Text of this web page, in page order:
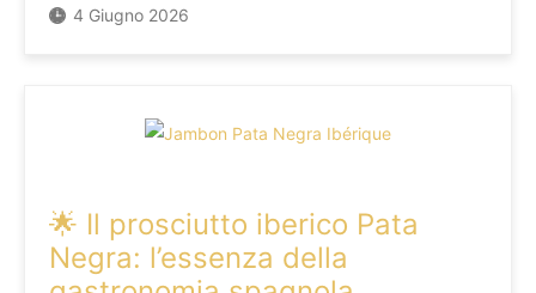
4 Giugno 2026
🌟 Il prosciutto iberico Pata
Negra: l’essenza della